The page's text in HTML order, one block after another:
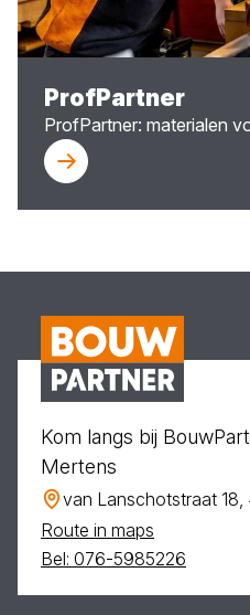
ProfPartner
ProfPartner: materialen
Kom langs bij
Mertens
van Lanschotstraat 18,
Route in maps
Bel: 076-5985226